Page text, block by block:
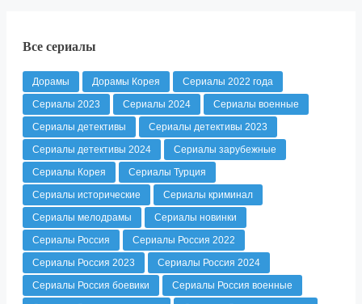
Все сериалы
Дорамы Дорамы Корея
Сериалы 2022 года
Сериалы 2023
Сериалы 2024
Сериалы военные
Сериалы детективы
Сериалы детективы 2023
Сериалы детективы 2024
Сериалы зарубежные
Сериалы Корея
Сериалы Турция
Сериалы исторические
Сериалы криминал
Сериалы мелодрамы
Сериалы новинки
Сериалы Россия
Сериалы Россия 2022
Сериалы Россия 2023
Сериалы Россия 2024
Сериалы Россия боевики
Сериалы Россия военные